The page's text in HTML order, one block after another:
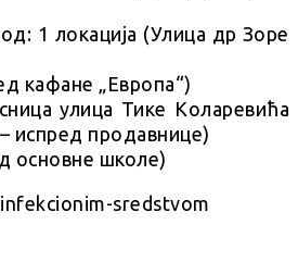
1 локација (Улица др Зоре
кафане „Европа“)
улица Тике Коларевића
испред продавнице)
основне школе)